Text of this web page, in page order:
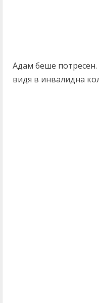
Адам беше потресен.
видя в инвалидна